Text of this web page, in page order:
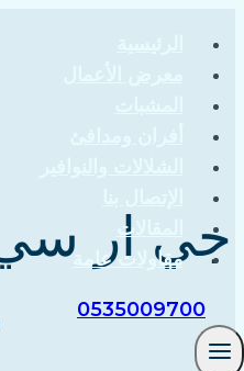
إلى
المحتوى
المقالات
مقاولات عامة
0535009700